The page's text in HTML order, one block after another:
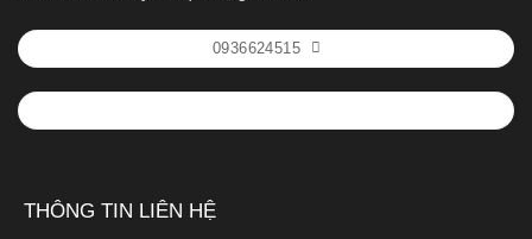
0936624515
THÔNG TIN LIÊN HỆ